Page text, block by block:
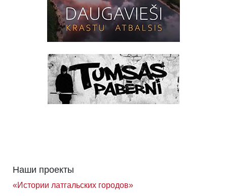
Наши проекты
«Истории латгальских городов»